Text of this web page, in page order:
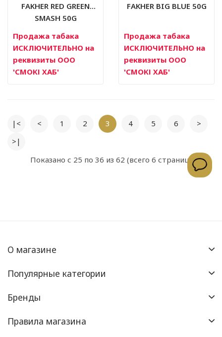
FAKHER RED GREEN
SMASH 50G
Продажа табака
ИСКЛЮЧИТЕЛЬНО на
реквизиты ООО
'СМОКІ ХАБ'
FAKHER BIG BLUE 50G
Продажа табака
ИСКЛЮЧИТЕЛЬНО на
реквизиты ООО
'СМОКІ ХАБ'
|< < 1 2 3 4 5 6
>
>|
Показано с 25 по 36 из 62 (всего 6 страниц)
О магазине
Популярные категории
Бренды
Правила магазина